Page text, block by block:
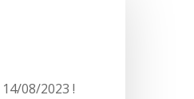
08/2023 !